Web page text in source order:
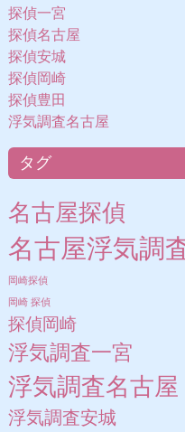
探偵一宮
探偵名古屋
探偵安城
探偵岡崎
探偵豊田
浮気調査名古屋
タグ
名古屋探偵
名古屋浮気調
岡崎探偵
岡崎 探偵
探偵岡崎
浮気調査一宮
浮気調査名古屋
浮気調査安城